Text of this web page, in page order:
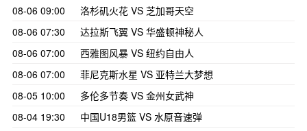
08-06 09:00
洛杉矶火花 VS 芝加哥天空
08-06 07:30
达拉斯飞翼 VS 华盛顿神秘人
08-06 07:00
西雅图风暴 VS 纽约自由人
08-06 07:00
菲尼克斯水星 VS 亚特兰大梦想
08-05 10:00
多伦多节奏 VS 金州女武神
08-04 19:30
中国U18男篮 VS 水原音速弹